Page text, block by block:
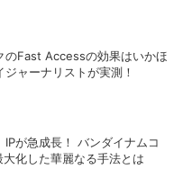
のFast Accessの効果はいかほ
ジャーナリストが実測！
IPが急成長！ バンダイナムコ
大化した華麗なる手法とは